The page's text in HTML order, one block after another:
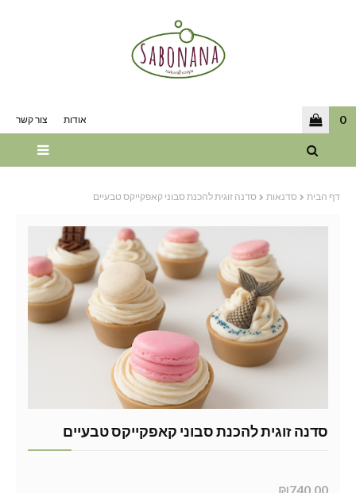
אודות צור קשר 0
דף הבית סדנאות סדנה זוגית להכנת סבוני קאפקייקס טבעיים
סדנה זוגית להכנת סבוני קאפקייקס טבעיים
₪740.00